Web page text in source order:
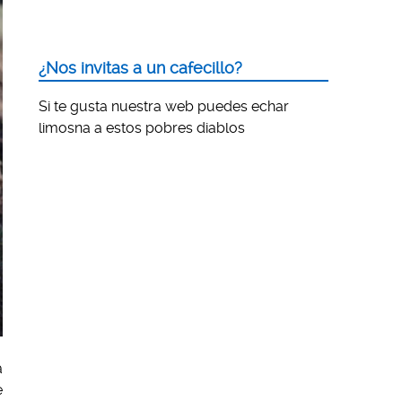
¿Nos invitas a un cafecillo?
Si te gusta nuestra web puedes echar
limosna a estos pobres diablos